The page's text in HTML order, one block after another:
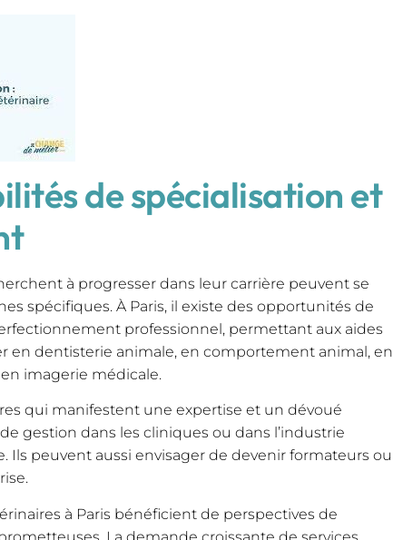
de spécialisation et
à progresser dans leur carrière peuvent se
spécifiques. À Paris, il existe des opportunités de
professionnel, permettant aux aides
en dentisterie animale, en comportement animal, en
imagerie médicale.
qui manifestent une expertise et un dévoué
gestion dans les cliniques ou dans l’industrie
Ils peuvent aussi envisager de devenir formateurs ou
à Paris bénéficient de perspectives de